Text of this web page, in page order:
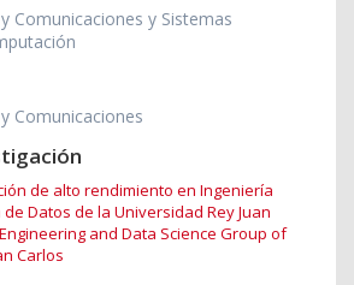
Comunicaciones y Sistemas
Comunicaciones
de alto rendimiento en Ingeniería
Datos de la Universidad Rey Juan
and Data Science Group of
Carlos